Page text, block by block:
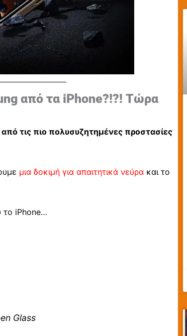
από τα iPhone?!?! Τώρα
από τις πιο πολυσυζητημένες προστασίες
μια δοκιμή για απαιτητικά νεύρα και το
το iPhone…
Glass